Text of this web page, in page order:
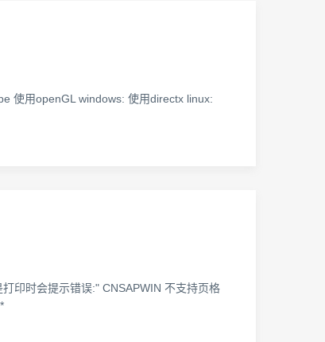
使用openGL windows: 使用directx linux:
印时会提示错误:" CNSAPWIN 不支持页格